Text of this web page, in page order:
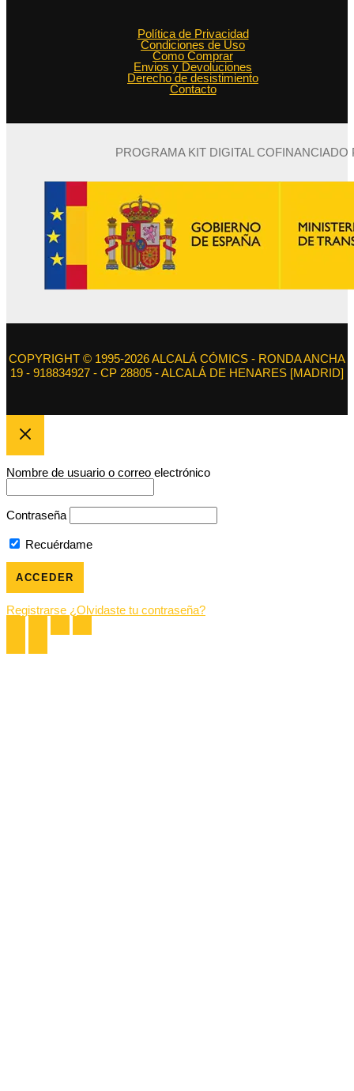
Política de Privacidad
Condiciones de Uso
Como Comprar
Envios y Devoluciones
Derecho de desistimiento
Contacto
PROGRAMA KIT DIGITAL
COPYRIGHT © 1995-2026 ALCALÁ CÓMICS - RONDA ANCHA
19 - 918834927 - CP 28805 - ALCALÁ DE HENARES [MADRID]
Nombre de usuario o correo electrónico
Contraseña
Recuérdame
Registrarse ¿Olvidaste tu contraseña?